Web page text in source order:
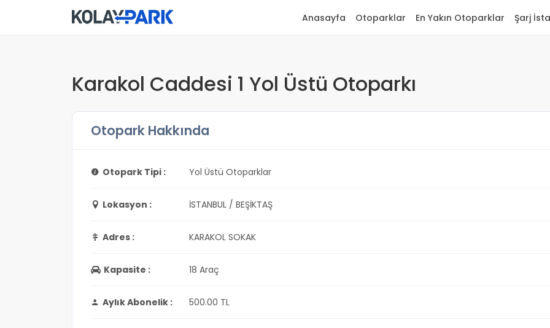
Anasayfa Otoparklar En Yakın Otoparklar Şarj
Karakol Caddesi 1 Yol Üstü Otoparkı
Otopark Hakkında
Otopark Tipi : Yol Üstü Otoparklar
Lokasyon : İSTANBUL / BEŞİKTAŞ
Adres : KARAKOL SOKAK
Kapasite : 18 Araç
Aylık Abonelik : 500.00 TL